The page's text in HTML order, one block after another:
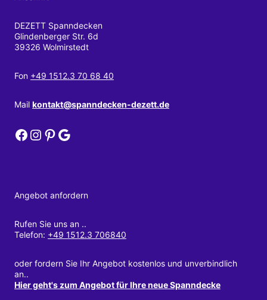
DEZETT Spanndecken
Glindenberger Str. 6d
39326 Wolmirstedt
Fon +49 1512.3 70 68 40
Mail kontakt@spanndecken-dezett.de
DEZETT Spanndecken bei Facebook
DEZETT Spanndecken bei Instagram
DEZETT Spanndecken bei Pinterest
DEZETT Spanndecken bei Google
Angebot anfordern
Rufen Sie uns an ..
Telefon: +49 1512.3 706840
oder fordern Sie Ihr Angebot kostenlos und unverbindlich
an..
Hier geht's zum Angebot für Ihre neue Spanndecke